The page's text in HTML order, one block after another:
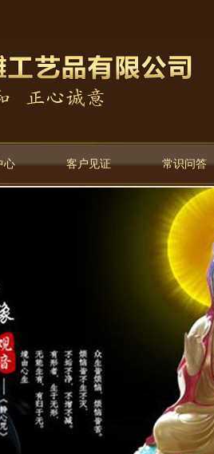
心 客户见证 常识问答